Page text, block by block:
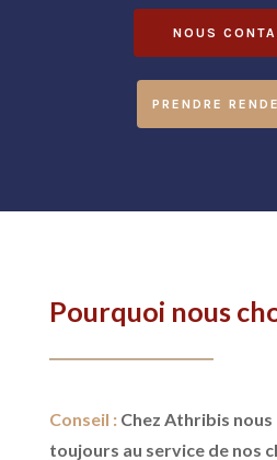
PRENDRE
NOUS
Pourquoi nous
Conseil :Chez Athribis nous
toujours au service de nos